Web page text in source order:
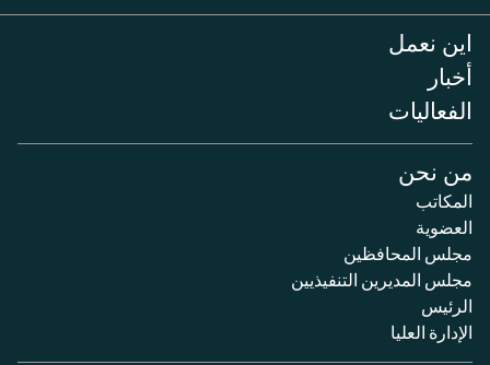
اين نعمل
أخبار
الفعاليات
من نحن
المكاتب
العضوية
مجلس المحافظين
مجلس المديرين التنفيذيين
الرئيس
الإدارة العليا